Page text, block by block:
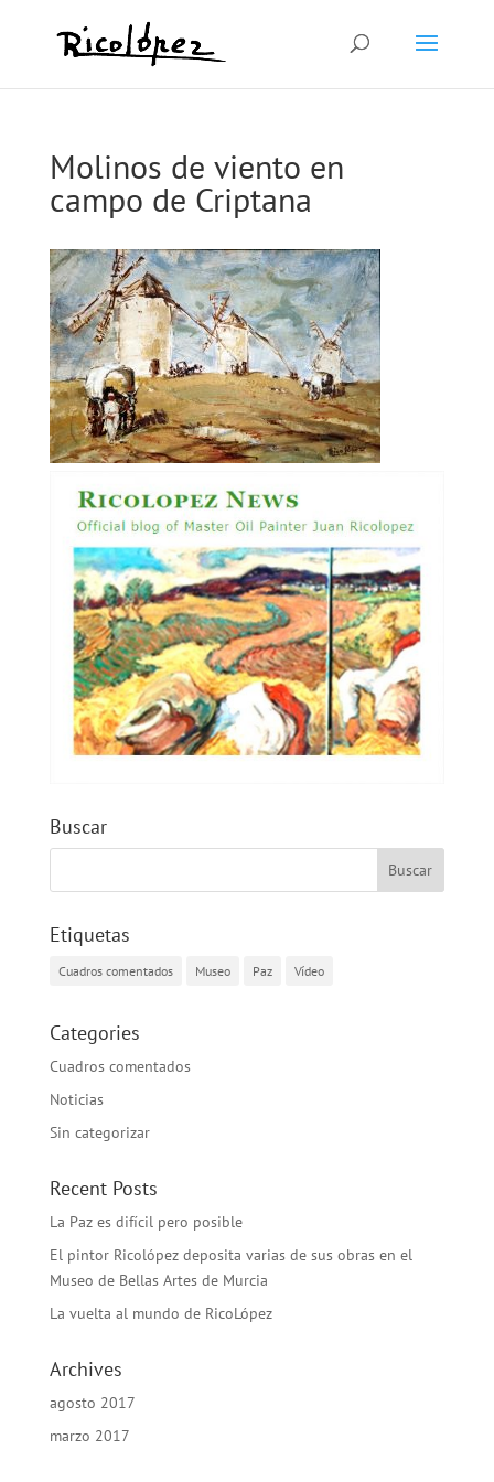
Molinos de viento en
campo de Criptana
Buscar
Etiquetas
Cuadros comentados Museo Paz Vídeo
Categories
Cuadros comentados
Noticias
Sin categorizar
Recent Posts
La Paz es difícil pero posible
El pintor Ricolópez deposita varias de sus obras en el
Museo de Bellas Artes de Murcia
La vuelta al mundo de RicoLópez
Archives
agosto 2017
marzo 2017